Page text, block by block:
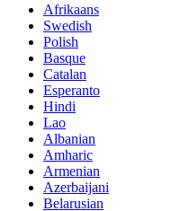
Afrikaans
Swedish
Polish
Basque
Catalan
Esperanto
Hindi
Lao
Albanian
Amharic
Armenian
Azerbaijani
Belarusian